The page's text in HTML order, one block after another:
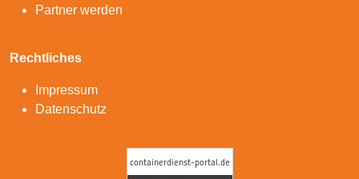
Partner werden
Rechtliches
Impressum
Datenschutz